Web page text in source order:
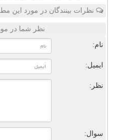
نظرات بینندگان در مورد این
نظر شما در
نام:
ایمیل:
نظر:
سوال: